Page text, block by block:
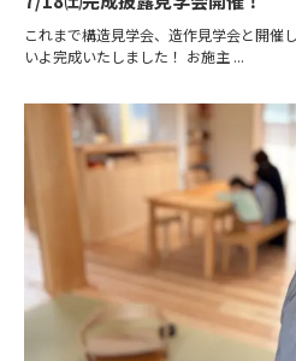
これまで構造見学会、造作見学会と開催
いよ完成いたしました！ お施主 ...